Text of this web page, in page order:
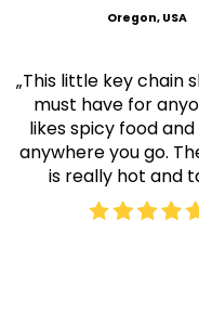
Oregon, USA
„This little key chain
must have for
likes spicy food
anywhere you go.
is really hot and
PARTY PACK "DER MUND
ERDNÜSSE
€9,90